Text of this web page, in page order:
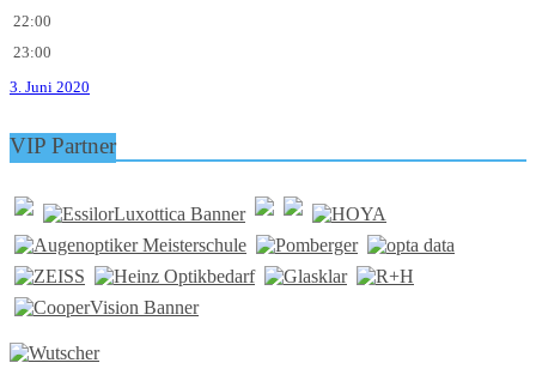
22:00
23:00
3. Juni 2020
VIP Partner